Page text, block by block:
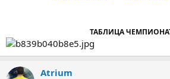
ТАБЛИЦА
Atrium